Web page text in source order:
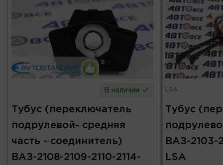
В наличии
Тубус (переключатель
подрулевой- средняя
часть - соединитель)
ВАЗ-2108-2109-2110-2114-
LSA
Тубус
ВАЗ-2103-
LSA